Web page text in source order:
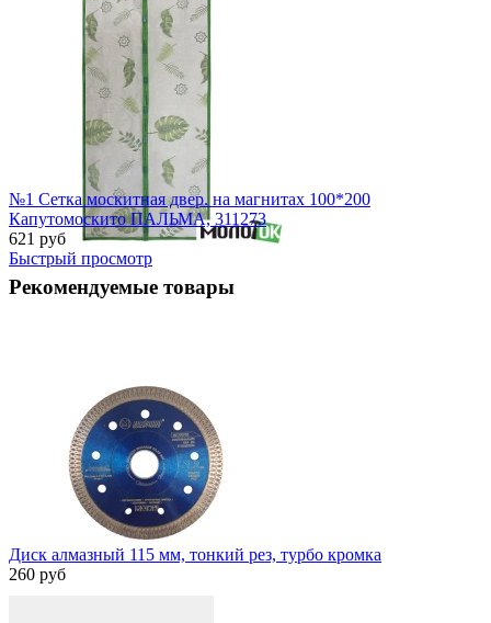
Быстрый просмотр
№1 Сетка москитная двер. на магнитах 100*200
Капутомоскито ПАЛЬМА, 311273
621 руб
Рекомендуемые товары
Диск алмазный 115 мм, тонкий рез, турбо кромка
260 руб